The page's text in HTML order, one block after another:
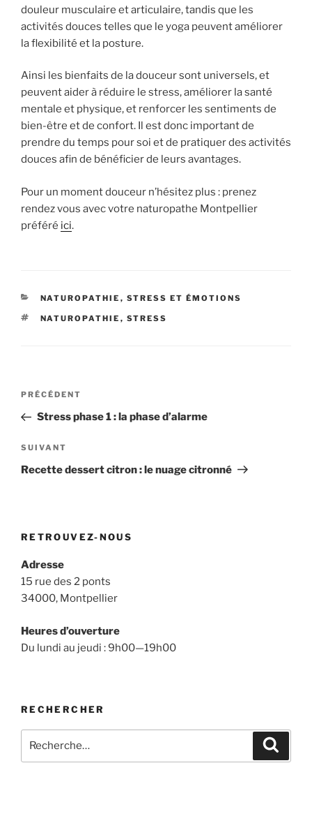
douleur musculaire et articulaire, tandis que les
activités douces telles que le yoga peuvent améliorer
la flexibilité et la posture.
Ainsi les bienfaits de la douceur sont universels, et
peuvent aider à réduire le stress, améliorer la santé
mentale et physique, et renforcer les sentiments de
bien-être et de confort. Il est donc important de
prendre du temps pour soi et de pratiquer des activités
douces afin de bénéficier de leurs avantages.
Pour un moment douceur n’hésitez plus : prenez
rendez vous avec votre naturopathe Montpellier
préféré ici.
CATÉGORIES
NATUROPATHIE , STRESS ET ÉMOTIONS
ÉTIQUETTES
NATUROPATHIE , STRESS
Navigation
l’article
Article
précédent
PRÉCÉDENT
Stress phase 1 : la phase d’alarme
Article
suivant
SUIVANT
Recette dessert citron : le nuage citronné
RETROUVEZ-NOUS
Adresse
15 rue des 2 ponts
34000, Montpellier
Heures d’ouverture
Du lundi au jeudi : 9h00—19h00
RECHERCHER
pour